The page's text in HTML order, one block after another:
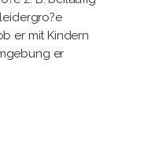
er mit Kindern
er